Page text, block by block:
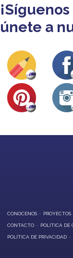
únete a
CONOCENOS PROYECTOS
CONTACTO POLÍTICA DE
POLÍTICA DE PRIVACIDAD